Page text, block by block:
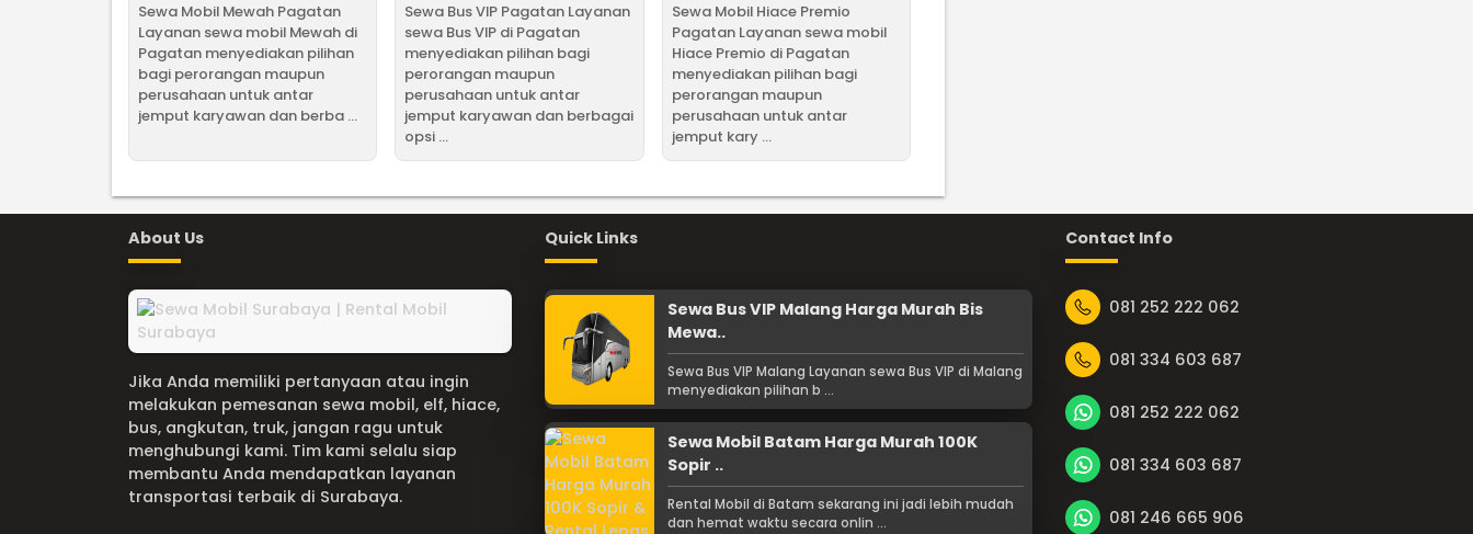
Sewa Mobil Mewah Pagatan
Layanan sewa mobil Mewah di
Pagatan menyediakan pilihan
bagi perorangan maupun
perusahaan untuk antar
jemput karyawan dan berba ...
Sewa Bus VIP Pagatan Layanan
sewa Bus VIP di Pagatan
menyediakan pilihan bagi
perorangan maupun
perusahaan untuk antar
jemput karyawan dan berbagai
opsi ...
Sewa Mobil Hiace Premio
Pagatan Layanan sewa mobil
Hiace Premio di Pagatan
menyediakan pilihan bagi
perorangan maupun
perusahaan untuk antar
jemput kary ...
About Us
Jika Anda memiliki pertanyaan atau ingin
melakukan pemesanan sewa mobil, elf, hiace,
bus, angkutan, truk, jangan ragu untuk
menghubungi kami. Tim kami selalu siap
membantu Anda mendapatkan layanan
transportasi terbaik di Surabaya.
Quick Links
Sewa Bus VIP Malang Harga Murah Bis
Mewa..
Sewa Bus VIP Malang Layanan sewa Bus VIP di Malang
menyediakan pilihan b ...
Sewa Mobil Batam Harga Murah 100K
Sopir ..
Rental Mobil di Batam sekarang ini jadi lebih mudah
dan hemat waktu secara onlin ...
Contact Info
081 252 222 062
081 334 603 687
081 252 222 062
081 334 603 687
081 246 665 906